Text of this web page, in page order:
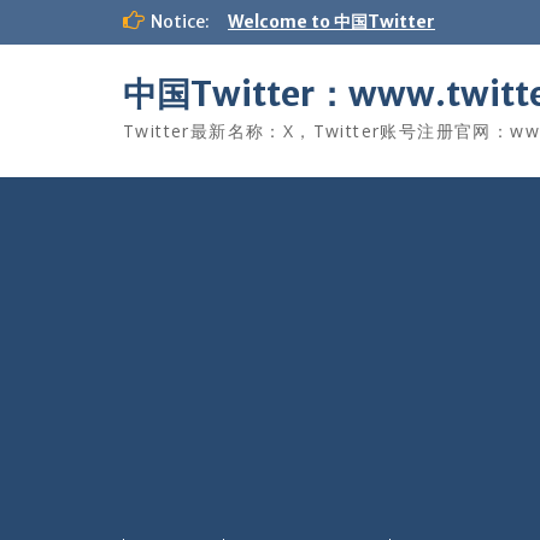
Notice: Welcome to 中国Twitter
中国Twitter：
Twitter最新名称：X，Twitter账号注册官网：